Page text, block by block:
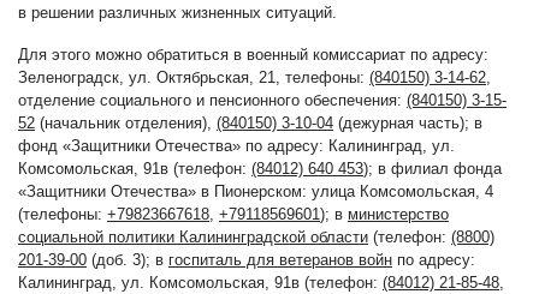
в решении различных жизненных ситуаций.
Для этого можно обратиться в военный комиссариат по адресу:
Зеленоградск, ул. Октябрьская, 21, телефоны: (840150) 3-14-62
отделение социального и пенсионного обеспечения: (840150) 3-15-
52 (начальник отделения), (840150) 3-10-04 (дежурная часть); в
фонд «Защитники Отечества» по адресу: Калининград, ул.
Комсомольская, 91в (телефон: (84012) 640 453); в филиал фонда
«Защитники Отечества» в Пионерском: улица Комсомольская, 4
(телефоны: +79823667618 +79118569601); в министерство
социальной политики Калининградской области (телефон: (8800)
201-39-00 (доб. 3); в госпиталь для ветеранов войн по адресу:
Калининград, ул. Комсомольская, 91в (телефон: (84012) 21-85-48